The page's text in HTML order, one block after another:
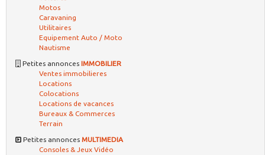
Motos
Caravaning
Utilitaires
Equipement Auto / Moto
Nautisme
Petites annonces IMMOBILIER
Ventes immobilieres
Locations
Colocations
Locations de vacances
Bureaux & Commerces
Terrain
Petites annonces MULTIMEDIA
Consoles & Jeux Vidéo